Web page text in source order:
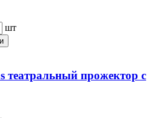
шт
театральный прожектор с